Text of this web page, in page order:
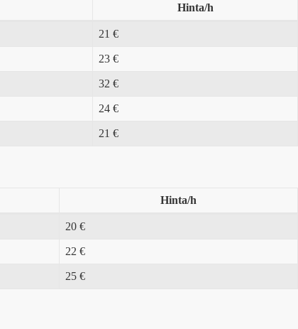
Hinta/h
21 €
23 €
32 €
24 €
21 €
Hinta/h
20 €
22 €
25 €